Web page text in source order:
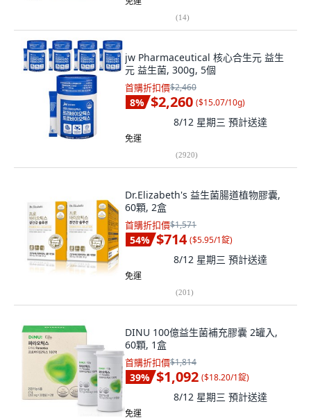
(14)
jw Pharmaceutical 核心合生元 益生
元 益生菌, 300g, 5個
首購折扣價$2,460
8% $2,260 ($15.07/10g)
8/12 星期三 預計送達
免運
(2920)
Dr.Elizabeth's 益生菌腸道植物膠囊,
60顆, 2盒
首購折扣價$1,571
54% $714 ($5.95/1錠)
8/12 星期三 預計送達
免運
(201)
DINU 100億益生菌補充膠囊 2罐入,
60顆, 1盒
首購折扣價$1,814
39% $1,092 ($18.20/1錠)
8/12 星期三 預計送達
免運